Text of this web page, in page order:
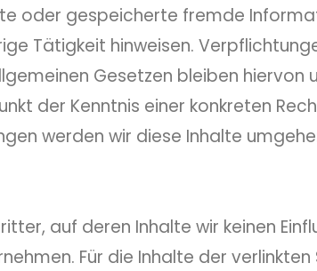
oder gespeicherte fremde
Tätigkeit hinweisen.
Gesetzen bleiben hiervon
der Kenntnis einer konkreten
werden wir diese Inhalte
auf deren Inhalte wir keinen
Für die Inhalte der